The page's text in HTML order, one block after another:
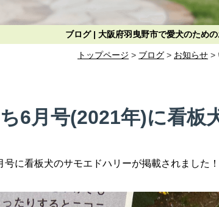
ブログ | 大阪府羽曳野市で愛犬のため
トップページ > ブログ > お知らせ >
6月号(2021年)に看板
に看板犬のサモエドハリーが掲載されました！